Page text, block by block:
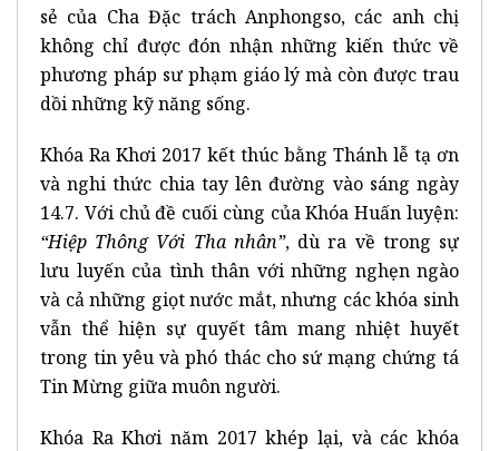
sẻ của Cha Đặc trách Anphongso, các anh chị
không chỉ được đón nhận những kiến thức về
phương pháp sư phạm giáo lý mà còn được trau
dồi những kỹ năng sống.
Khóa Ra Khơi 2017 kết thúc bằng Thánh lễ tạ ơn
và nghi thức chia tay lên đường vào sáng ngày
14.7. Với chủ đề cuối cùng của Khóa Huấn luyện:
“Hiệp Thông Với Tha nhân”, dù ra về trong sự
lưu luyến của tình thân với những nghẹn ngào
và cả những giọt nước mắt, nhưng các khóa sinh
vẫn thể hiện sự quyết tâm mang nhiệt huyết
trong tin yêu và phó thác cho sứ mạng chứng tá
Tin Mừng giữa muôn người.
Khóa Ra Khơi năm 2017 khép lại, và các khóa